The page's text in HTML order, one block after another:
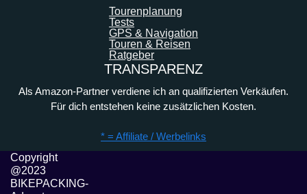
Tourenplanung
Tests
GPS & Navigation
Touren & Reisen
Ratgeber
TRANSPARENZ
Als Amazon-Partner verdiene ich an qualifizierten Verkäufen.
Für dich entstehen keine zusätzlichen Kosten.
* = Affiliate / Werbelinks
Copyright
@2023
BIKEPACKING-